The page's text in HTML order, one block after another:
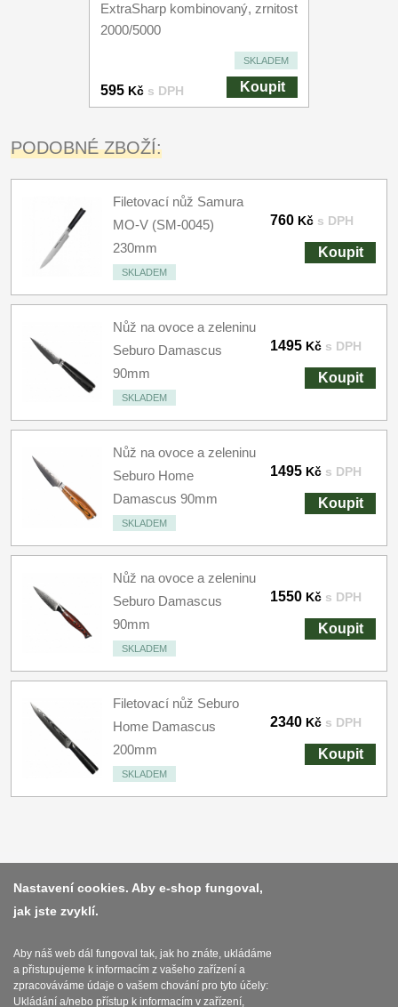
ExtraSharp kombinovaný, zrnitost
2000/5000
SKLADEM
595 Kč s DPH Koupit
PODOBNÉ ZBOŽÍ:
Filetovací nůž Samura
MO-V (SM-0045)
230mm
SKLADEM
760 Kč s DPH
Koupit
Nůž na ovoce a zeleninu
Seburo Damascus
90mm
SKLADEM
1495 Kč s DPH
Koupit
Nůž na ovoce a zeleninu
Seburo Home
Damascus 90mm
SKLADEM
1495 Kč s DPH
Koupit
Nůž na ovoce a zeleninu
Seburo Damascus
90mm
SKLADEM
1550 Kč s DPH
Koupit
Filetovací nůž Seburo
Home Damascus
200mm
SKLADEM
2340 Kč s DPH
Koupit
Platba a dodávka
Obchodní podmínky
Zasady zpracovani osobnich udaju
Reklamační řád
Nastavení cookies. Aby e-shop fungoval,
jak jste zvyklí.
Aby náš web dál fungoval tak, jak ho znáte, ukládáme
a přistupujeme k informacím z vašeho zařízení a
zpracováváme údaje o vašem chování pro tyto účely:
Ukládání a/nebo přístup k informacím v zařízení,